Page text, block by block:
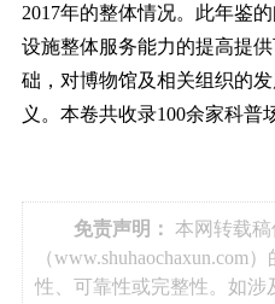
2017年的整体情况。此年鉴
设施整体服务能力的提高提
础，对博物馆及相关组织的
义。本卷共收录100余家科普
免责声明： 本网转载
（www.shuhaochaxun.com
性、可靠性或完整性。如涉